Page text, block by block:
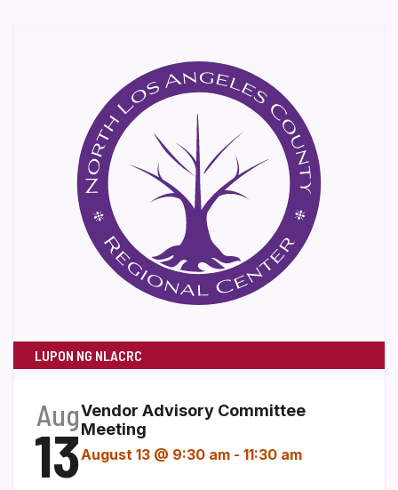
LUPON NG NLACRC
Aug
13
Vendor Advisory Committee
Meeting
August 13 @ 9:30 am - 11:30 am